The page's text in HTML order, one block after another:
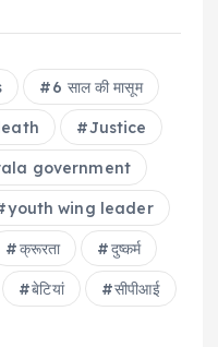
6 साल की मासूम
Justice
government
youth wing leader
क्रूरता दुष्कर्म
बेटियां सीपीआई